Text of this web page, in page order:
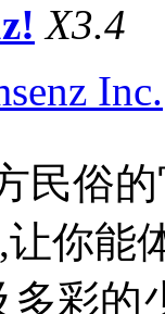
X3.4
Inc.
民俗
你能
多彩的